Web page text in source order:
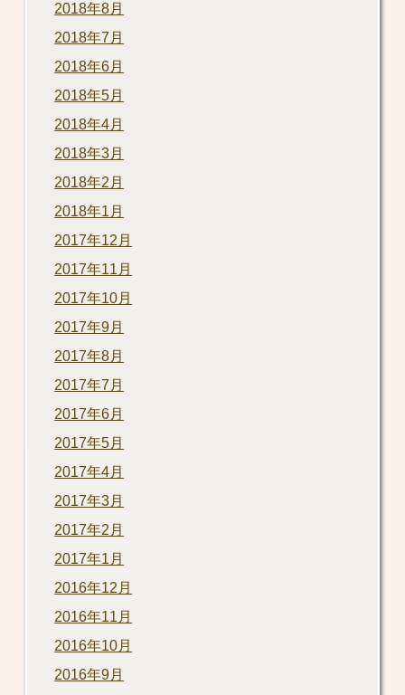
2018年8月
2018年7月
2018年6月
2018年5月
2018年4月
2018年3月
2018年2月
2018年1月
2017年12月
2017年11月
2017年10月
2017年9月
2017年8月
2017年7月
2017年6月
2017年5月
2017年4月
2017年3月
2017年2月
2017年1月
2016年12月
2016年11月
2016年10月
2016年9月